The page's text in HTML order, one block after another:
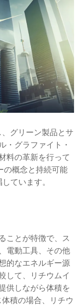
グリーン製品とサ
・グラファイト・
料の革新を行って
の概念と持続可能
ています。
ことが特徴で、ス
電動工具、その他
的なエネルギー源
して、リチウムイ
供しながら体積を
積の場合、リチウ